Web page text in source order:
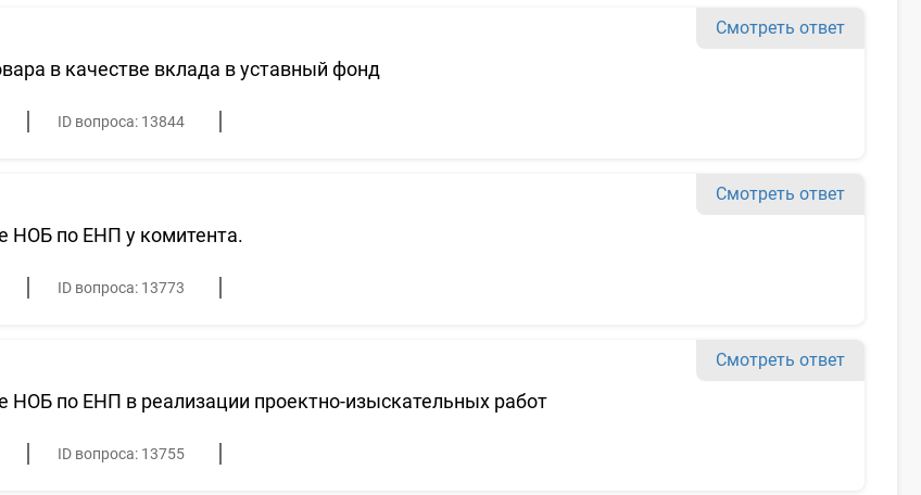
в качестве вклада в уставный фонд
ID вопроса: 13844
Смотреть ответ
НОБ по ЕНП у комитента.
ID вопроса: 13773
Смотреть ответ
НОБ по ЕНП в реализации проектно-изыскательных работ
ID вопроса: 13755
Смотреть ответ